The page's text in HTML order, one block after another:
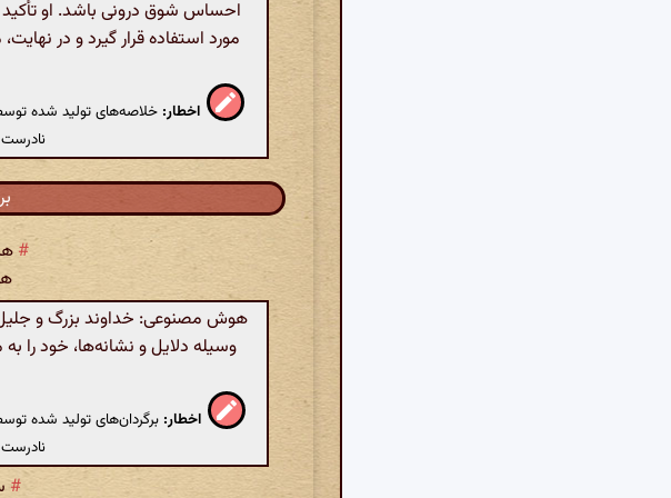
احساس شوق درونی باشد. او تأکید
مورد استفاده قرار گیرد و در
اخطار: خلاصه‌های تولید شده
#
هوش مصنوعی: خداوند بزرگ و
وسیله‌ دلایل و نشانه‌ها، خود را
اخطار: برگردان‌های تولید شده
#